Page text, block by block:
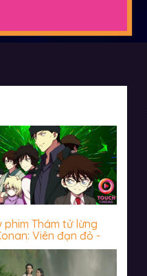
phim Thám tử lừng
Viên đạn đỏ -
miễn chê